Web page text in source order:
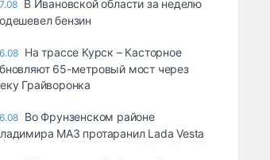
В Ивановской области за неделю
бензин
На трассе Курск – Касторное
65-метровый мост через
Грайворонка
Во Фрунзенском районе
МАЗ протаранил Lada Vesta